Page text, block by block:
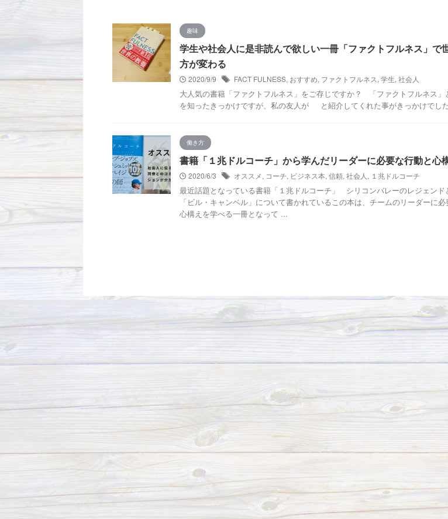
趣味
学生や社会人に是非読んで欲しい一冊「ファクトフルネス」で
方が変わる
2020/9/9 FACT FULNESS, おすすめ, ファクトフルネス, 学生, 社会人
大人気の書籍「ファクトフルネス」をご存じですか？ 「ファクトフルネス」
を知ったきっかけですが、私の友人が と紹介してくれた事がきっかけで
働き方
書籍「１兆ドルコーチ」から学んだリーダーに必要な行動と心
2020/6/3 オススメ, コーチ, ビジネス本, 信頼, 社会人 , １兆ドルコーチ
最近話題となっている書籍「１兆ドルコーチ」 シリコンバレーのレジェンド
「ビル・キャンベル」について書かれているこの本は、チームのリーダーに必
心構えを学べる一冊となって ...